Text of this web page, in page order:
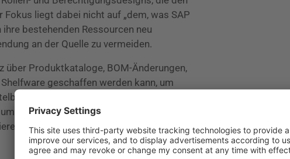
liegt dabei nicht auf „dem, was SAP
bestehenden Ressourcen neu
an der Quelle zu vermeiden.
über Produktkataloge, BOM-Änderungen,
geschaffen werden kann, um
Einsparpotenziale zu überführen. Sie
interne Annahmen zu hinterfragen, den
und unnötige Käufe zu vermeiden.